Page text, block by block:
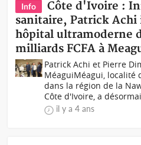
Info
Côte d'Ivoire :
sanitaire, Patrick Achi
hôpital ultramoderne
milliards FCFA à
Patrick Achi et Pierre
MéaguiMéagui, localité
dans la région de la
Côte d'Ivoire, a
il y a 4 ans